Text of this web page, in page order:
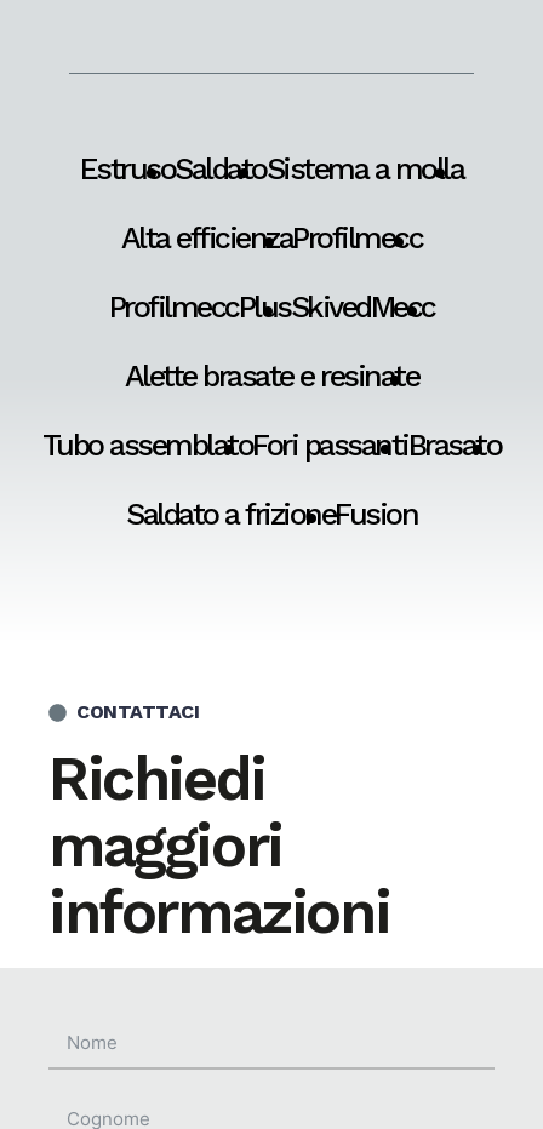
EstrusoSaldatoSistema a molla
Alta efficienzaProfilmecc
ProfilmeccPlusSkivedMecc
Alette brasate e resinate
Tubo assemblatoFori passantiBrasato
Saldato a frizioneFusion
CONTATTACI
Richiedi
maggiori
informazioni